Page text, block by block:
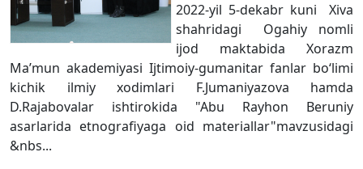
2022-yil 5-dekabr kuni Xiva
shahridagi Ogahiy nomli
ijod maktabida Xorazm
Ma’mun akademiyasi Ijtimoiy-gumanitar fanlar bo‘limi
kichik ilmiy xodimlari F.Jumaniyazova hamda
D.Rajabovalar ishtirokida "Abu Rayhon Beruniy
asarlarida etnografiyaga oid materiallar"mavzusidagi
&nbs...